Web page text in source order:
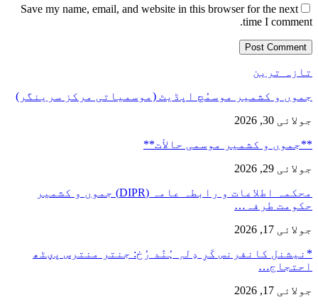
Save my name, email, and website in this browser for the next
time I comment.
تازہ ترین
جموں و کشمیر موسمُچ اپڈیٹ (موسمیاتی مرکز سرینگر)
جولائی 30, 2026
**جموں و كشمیر موسمی حالأت**
جولائی 29, 2026
محکمہ اطلاعات و رابطہ عامہ (DIPR) جموں و کشمیر
حکومت طرفہ…
جولائی 17, 2026
*نیشنل کانفرنس کَرِ دِلہِ ہُنٛد رُخ: جنتر منترس پؠٹھ
احتجاج…
جولائی 17, 2026